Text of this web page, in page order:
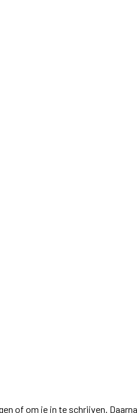
of om je in te schrijven.